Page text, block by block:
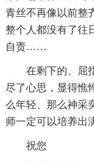
青丝不再像以前整
整个人都没有了往
自责……
在剩下的、屈
尽了心思，显得憔
么年轻、那么神采
师一定可以培养出
祝您